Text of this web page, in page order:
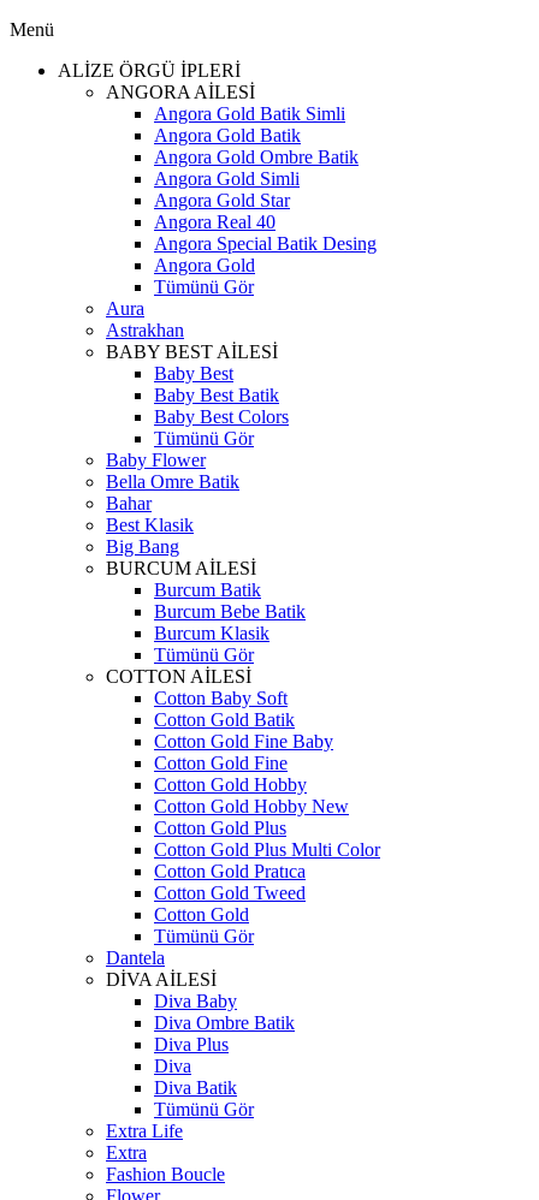
Menü
ALİZE ÖRGÜ İPLERİ
ANGORA AİLESİ
Angora Gold Batik Simli
Angora Gold Batik
Angora Gold Ombre Batik
Angora Gold Simli
Angora Gold Star
Angora Real 40
Angora Special Batik Desing
Angora Gold
Tümünü Gör
Aura
Astrakhan
BABY BEST AİLESİ
Baby Best
Baby Best Batik
Baby Best Colors
Tümünü Gör
Baby Flower
Bella Omre Batik
Bahar
Best Klasik
Big Bang
BURCUM AİLESİ
Burcum Batik
Burcum Bebe Batik
Burcum Klasik
Tümünü Gör
COTTON AİLESİ
Cotton Baby Soft
Cotton Gold Batik
Cotton Gold Fine Baby
Cotton Gold Fine
Cotton Gold Hobby
Cotton Gold Hobby New
Cotton Gold Plus
Cotton Gold Plus Multi Color
Cotton Gold Pratıca
Cotton Gold Tweed
Cotton Gold
Tümünü Gör
Dantela
DİVA AİLESİ
Diva Baby
Diva Ombre Batik
Diva Plus
Diva
Diva Batik
Tümünü Gör
Extra Life
Extra
Fashion Boucle
Flower